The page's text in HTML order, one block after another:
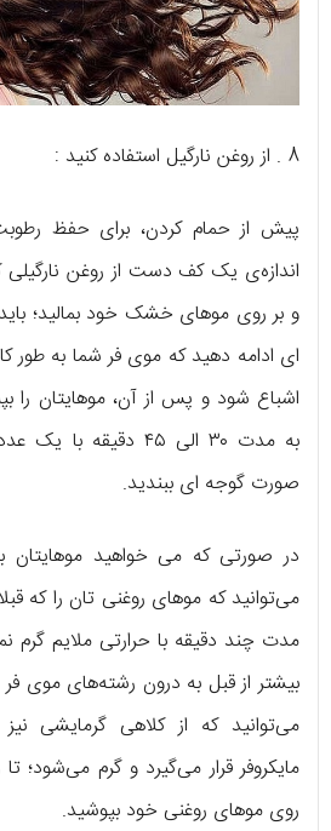
8 . از روغن نارگیل استفاده کنید :
پیش از حمام کردن، برای حفظ
اندازه‌ی یک کف دست از روغن نارگیلی
و بر روی موهای خشک خود بمالید؛ باید
ای ادامه دهید که موی فر شما به طور
اشباع شود و پس از آن، موهایتان را
به مدت ۳۰ الی ۴۵
صورت گوجه ای ببندید.
در صورتی که می خواهید موهایتان
می‌توانید که موهای روغنی تان را که
مدت چند دقیقه با حرارتی ملایم گرم
بیشتر از قبل به درون رشته‌های موی
می‌توانید که از کلاهی گرمایشی
مایکروفر قرار می‌گیرد و گرم می‌شود؛
روی موهای روغنی خود بپوشید.